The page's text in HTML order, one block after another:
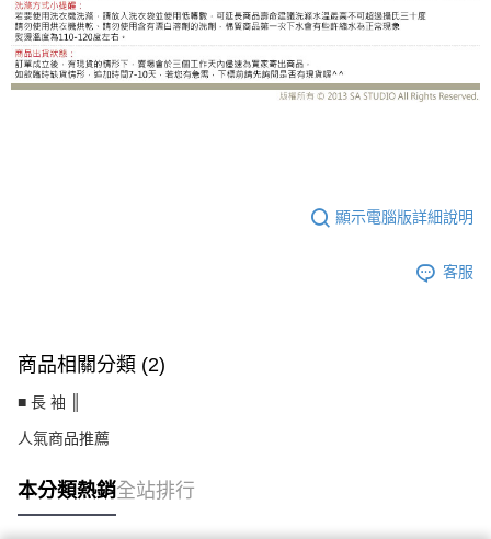
顯示電腦版詳細說明
客服
商品相關分類 (2)
■ 長 袖 ║
人氣商品推薦
本分類熱銷全站排行